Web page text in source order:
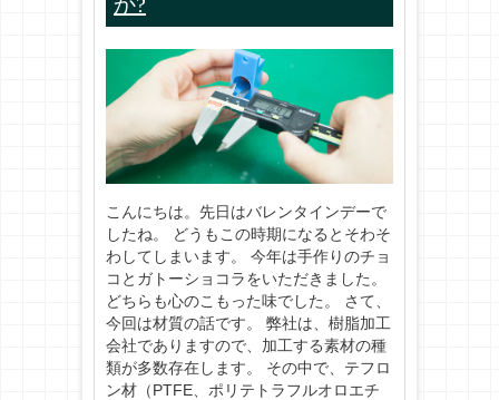
こんにちは。先日はバレンタインデーで
したね。 どうもこの時期になるとそわそ
わしてしまいます。 今年は手作りのチョ
コとガトーショコラをいただきました。
どちらも心のこもった味でした。 さて、
今回は材質の話です。 弊社は、樹脂加工
会社でありますので、加工する素材の種
類が多数存在します。 その中で、テフロ
ン材（PTFE、ポリテトラフルオロエチ